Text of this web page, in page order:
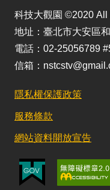
科技大觀園 ©2020 All
地址：臺北市大安區
電話：02-25056789
信箱：
隱私權保護政策
服務條款
網站資料開放宣告